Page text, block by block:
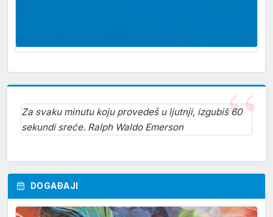
Za svaku minutu koju provedeš u ljutnji, izgubiš 60
sekundi sreće. Ralph Waldo Emerson
DOGAĐAJI